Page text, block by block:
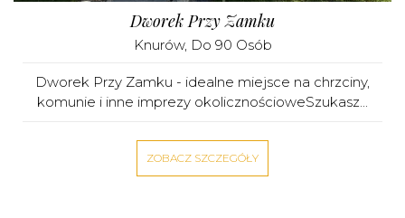
Dworek Przy Zamku
Knurów, Do 90 Osób
Dworek Przy Zamku - idealne miejsce na chrzciny,
komunie i inne imprezy okolicznościoweSzukasz...
ZOBACZ SZCZEGÓŁY